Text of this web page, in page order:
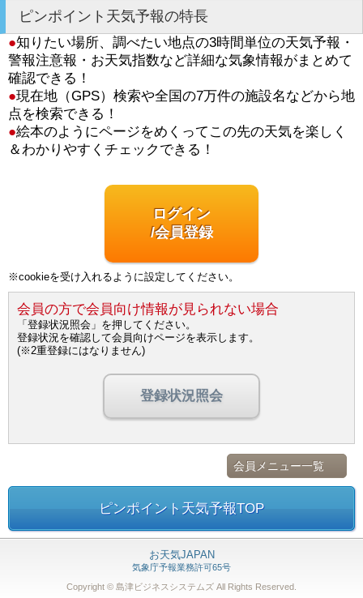
ピンポイント天気予報の特長
●知りたい場所、調べたい地点の3時間単位の天気予報・
警報注意報・お天気指数など詳細な気象情報がまとめて
確認できる！
●現在地（GPS）検索や全国の7万件の施設名などから地
点を検索できる！
●絵本のようにページをめくってこの先の天気を楽しく
＆わかりやすくチェックできる！
ログイン
/会員登録
※cookieを受け入れるように設定してください。
会員の方で会員向け情報が見られない場合
「登録状況照会」を押してください。
登録状況を確認して会員向けページを表示します。
(※2重登録にはなりません)
登録状況照会
会員メニュー一覧
ピンポイント天気予報TOP
お天気JAPAN
気象庁予報業務許可65号
Copyright © 島津ビジネスシステムズ All Rights Reserved.